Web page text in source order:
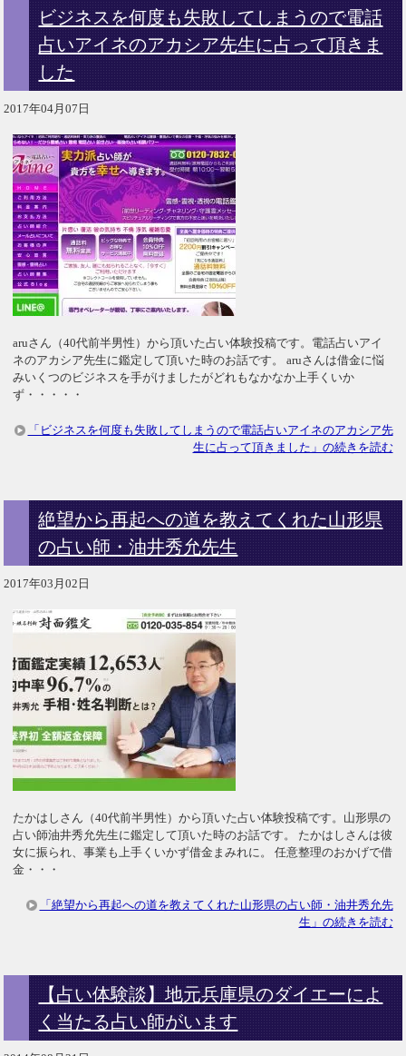
ビジネスを何度も失敗してしまうので電話
占いアイネのアカシア先生に占って頂きま
した
2017年04月07日
aruさん（40代前半男性）から頂いた占い体験投稿です。電話占いアイ
ネのアカシア先生に鑑定して頂いた時のお話です。 aruさんは借金に悩
みいくつのビジネスを手がけましたがどれもなかなか上手くいか
ず・・・・・
「ビジネスを何度も失敗してしまうので電話占いアイネのアカシア先
生に占って頂きました」の続きを読む
絶望から再起への道を教えてくれた山形県
の占い師・油井秀允先生
2017年03月02日
たかはしさん（40代前半男性）から頂いた占い体験投稿です。山形県の
占い師油井秀允先生に鑑定して頂いた時のお話です。 たかはしさんは彼
女に振られ、事業も上手くいかず借金まみれに。 任意整理のおかげで借
金・・・
「絶望から再起への道を教えてくれた山形県の占い師・油井秀允先
生」の続きを読む
【占い体験談】地元兵庫県のダイエーによ
く当たる占い師がいます